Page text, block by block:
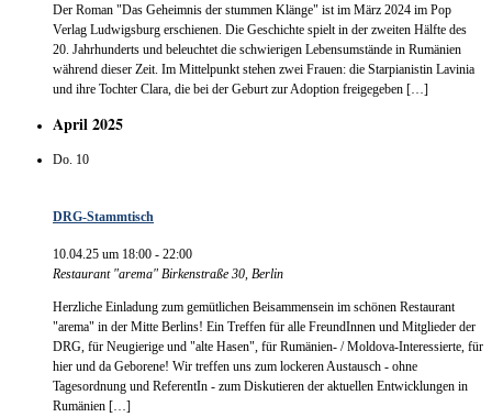
Der Roman "Das Geheimnis der stummen Klänge" ist im März 2024 im Pop
Verlag Ludwigsburg erschienen. Die Geschichte spielt in der zweiten Hälfte des
20. Jahrhunderts und beleuchtet die schwierigen Lebensumstände in Rumänien
während dieser Zeit. Im Mittelpunkt stehen zwei Frauen: die Starpianistin Lavinia
und ihre Tochter Clara, die bei der Geburt zur Adoption freigegeben […]
April 2025
Do. 10
DRG-Stammtisch
10.04.25 um 18:00 - 22:00
Restaurant "arema" Birkenstraße 30, Berlin
Herzliche Einladung zum gemütlichen Beisammensein im schönen Restaurant
"arema" in der Mitte Berlins! Ein Treffen für alle FreundInnen und Mitglieder der
DRG, für Neugierige und "alte Hasen", für Rumänien- / Moldova-Interessierte, für
hier und da Geborene! Wir treffen uns zum lockeren Austausch - ohne
Tagesordnung und ReferentIn - zum Diskutieren der aktuellen Entwicklungen in
Rumänien […]